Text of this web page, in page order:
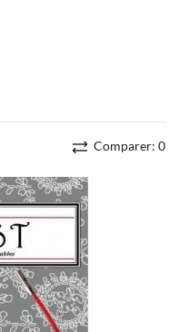
Comparer: 0